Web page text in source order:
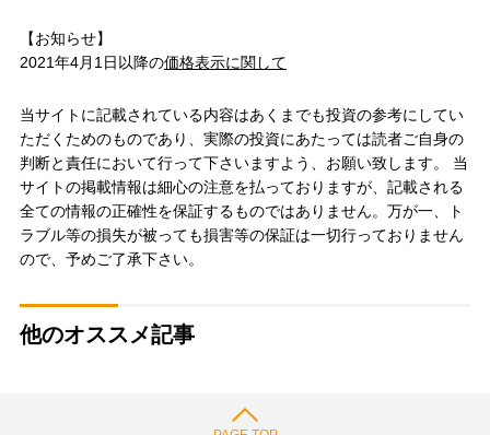
【お知らせ】
2021年4月1日以降の価格表示に関して
当サイトに記載されている内容はあくまでも投資の参考にしてい
ただくためのものであり、実際の投資にあたっては読者ご自身の
判断と責任において行って下さいますよう、お願い致します。 当
サイトの掲載情報は細心の注意を払っておりますが、記載される
全ての情報の正確性を保証するものではありません。万が一、ト
ラブル等の損失が被っても損害等の保証は一切行っておりません
ので、予めご了承下さい。
他のオススメ記事